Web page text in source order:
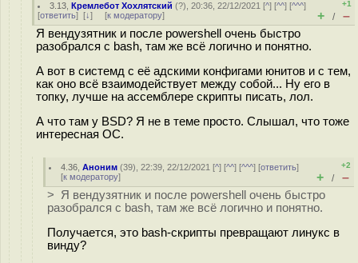
3.13 ,Кремлебот Хохлятский (?), 20:36, 22/12/2021 [^] [^^] [^^^]
[ответить] [↓] [к модератору]
+1
+ / –
Я вендузятник и после powershell очень быстро
разобрался с bash, там же всё логично и понятно.
А вот в системд с её адскими конфигами юнитов и с тем,
как оно всё взаимодействует между собой... Ну его в
топку, лучше на ассемблере скрипты писать, лол.
А что там у BSD? Я не в теме просто. Слышал, что тоже
интересная ОС.
4.36 ,Аноним (39), 22:39, 22/12/2021 [^] [^^] [^^^] [ответить]
[к модератору]
+2
+ / –
> Я вендузятник и после powershell очень быстро
разобрался с bash, там же всё логично и понятно.
Получается, это bash-скрипты превращают линукс в
винду?